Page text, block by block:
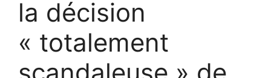
la décision
« totalement